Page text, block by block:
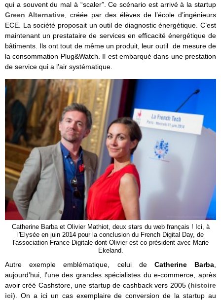
qui a souvent du mal à “scaler”. Ce scénario est arrivé à la startup
Green Alternative , créée par des élèves de l’école d’ingénieurs
ECE. La société proposait un outil de diagnostic énergétique. C’est
maintenant un prestataire de services en efficacité énergétique de
bâtiments. Ils ont tout de même un produit, leur outil de mesure de
la consommation Plug&Watch. Il est embarqué dans une prestation
de service qui a l’air systématique.
Catherine Barba et Olivier Mathiot, deux stars du web français ! Ici, à
l'Elysée en juin 2014 pour la conclusion du French Digital Day, de
l'association France Digitale dont Olivier est co-président avec Marie
Ekeland.
Autre exemple emblématique, celui de Catherine Barba
aujourd’hui, l’une des grandes spécialistes du e-commerce, après
avoir créé Cashstore, une startup de cashback vers 2005 (histoire
ici). On a ici un cas exemplaire de conversion de la startup au